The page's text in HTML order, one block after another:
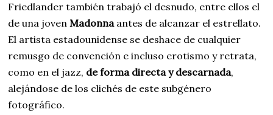
Friedlander también trabajó el desnudo, entre ellos el
de una jovenMadonnaantes de alcanzar el estrellato.
El artista estadounidense se deshace de cualquier
remusgo de convención e incluso erotismo y retrata,
como en el jazz, de forma directa y descarnada,
alejándose de los clichés de este subgénero
fotográfico.